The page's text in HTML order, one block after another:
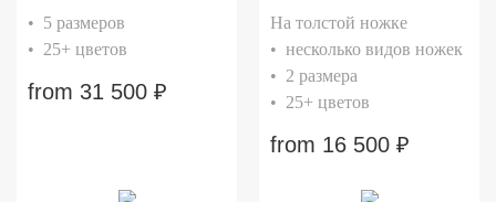
• 5 размеров
• 25+ цветов
from 31 500 ₽
На толстой ножке
• несколько видов ножек
• 2 размера
• 25+ цветов
from 16 500 ₽